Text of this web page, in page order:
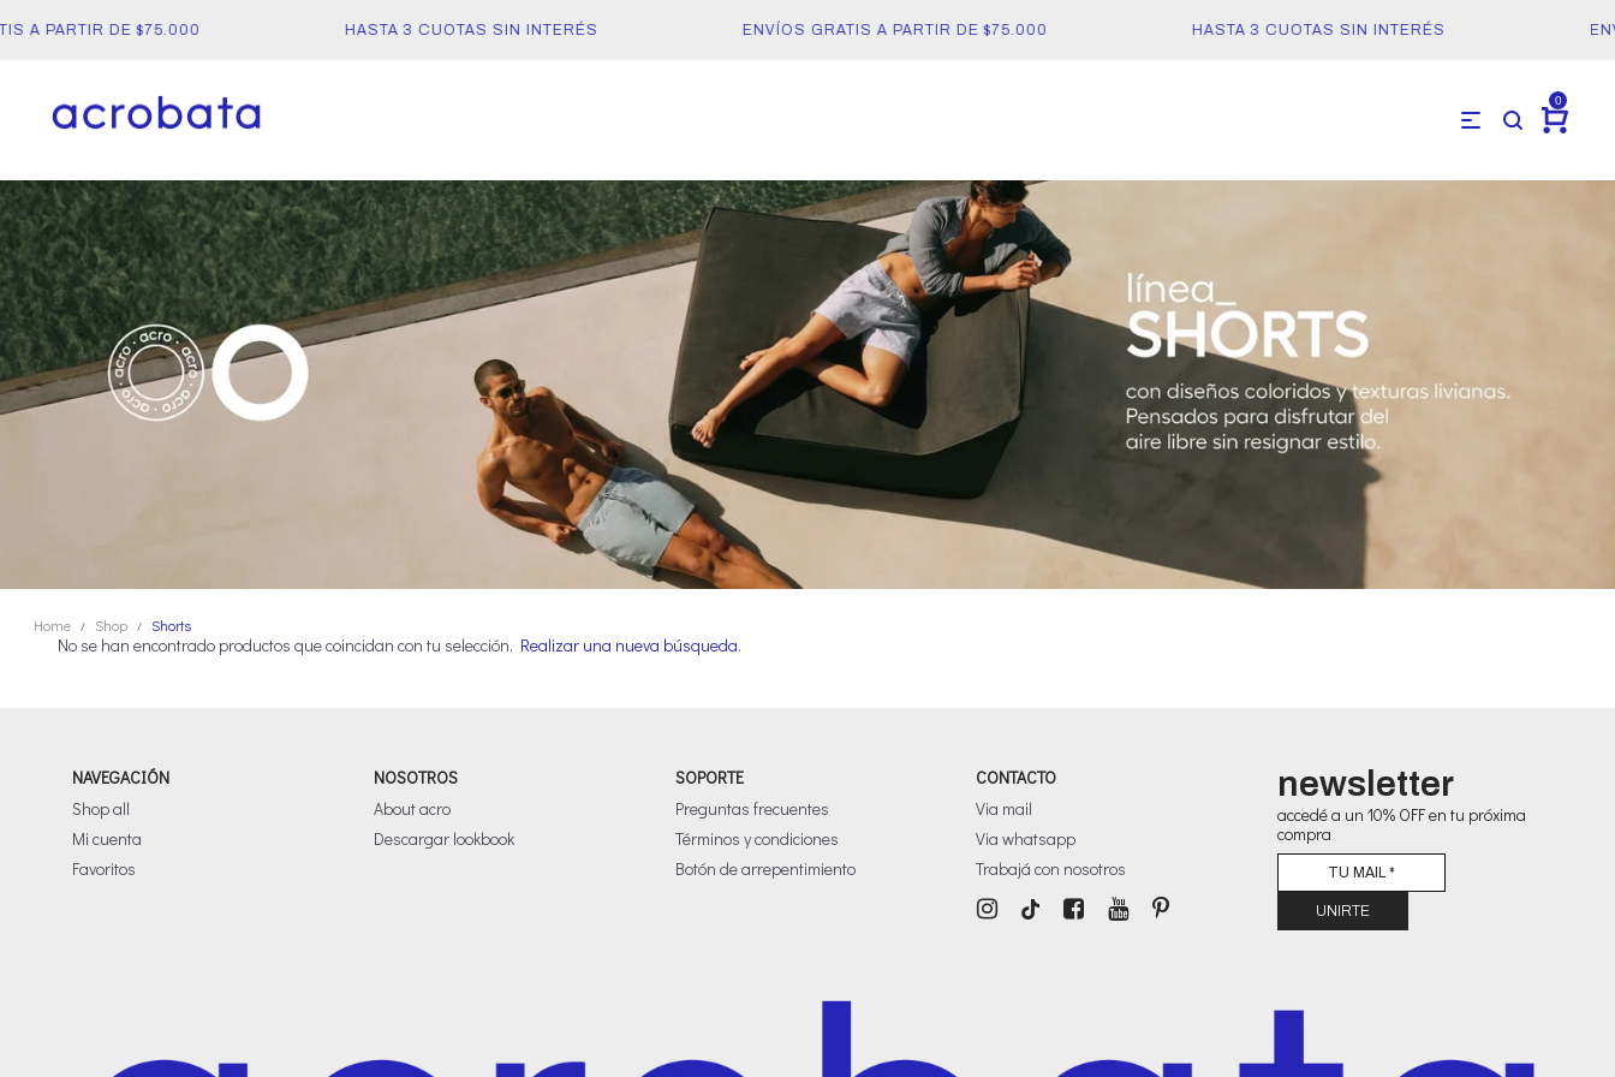
A PARTIR DE $75.000 HASTA 3 CUOTAS SIN INTERÉS ENVÍOS GRATIS A PARTIR DE $75.000 HASTA 3 CUOTAS SIN INTERÉS
acrobata
0
Home / Shop / Shorts
No se han encontrado productos que coincidan con tu selección. Realizar una nueva búsqueda.
NAVEGACIÓN
Shop all
Mi cuenta
Favoritos
NOSOTROS
About acro
Descargar lookbook
SOPORTE
Preguntas frecuentes
Términos y condiciones
Botón de arrepentimiento
CONTACTO
Via mail
Via whatsapp
Trabajá con nosotros
newsletter
accedé a un 10% OFF en tu próxima
compra